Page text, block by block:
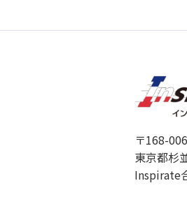
〒168-
東京都杉
Inspirate